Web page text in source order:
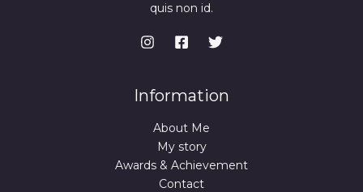
quis non id.
Information
About Me
My story
Awards & Achievement
Contact